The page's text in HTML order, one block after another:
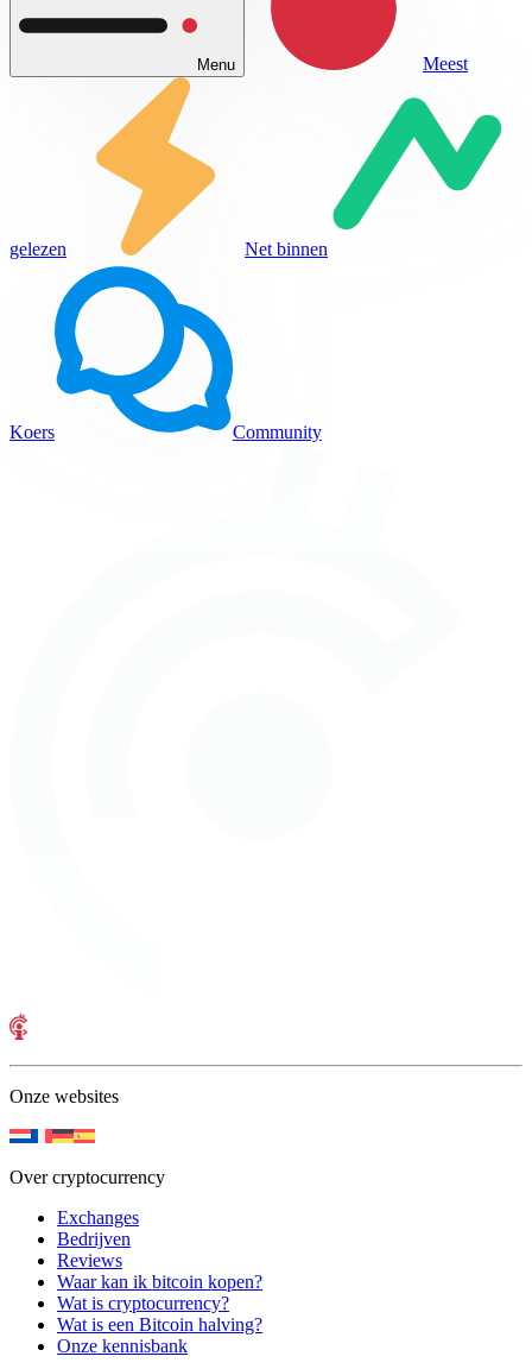
Menu Meest
gelezen Net binnen
Koers Community
Onze websites
Over cryptocurrency
Exchanges
Bedrijven
Reviews
Waar kan ik bitcoin kopen?
Wat is cryptocurrency?
Wat is een Bitcoin halving?
Onze kennisbank